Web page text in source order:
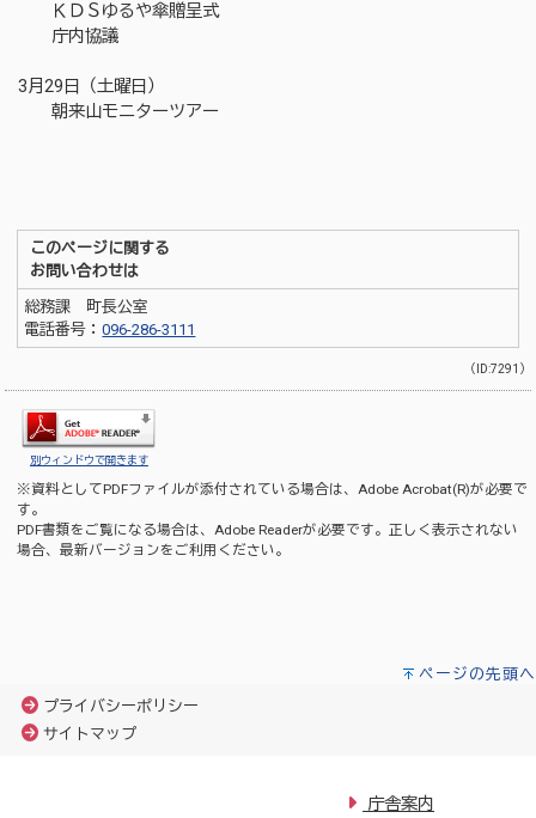
ＫＤＳゆるや傘贈呈式
庁内協議
3月29日（土曜日）
朝来山モニターツアー
このページに関する
お問い合わせは
総務課 町長公室
電話番号：096-286-3111
（ID:7291）
別ウィンドウで開きます
※資料としてPDFファイルが添付されている場合は、Adobe Acrobat(R)が必要で
す。
PDF書類をご覧になる場合は、Adobe Readerが必要です。正しく表示されない
場合、最新バージョンをご利用ください。
ページの先頭へ
プライバシーポリシー
サイトマップ
庁舎案内